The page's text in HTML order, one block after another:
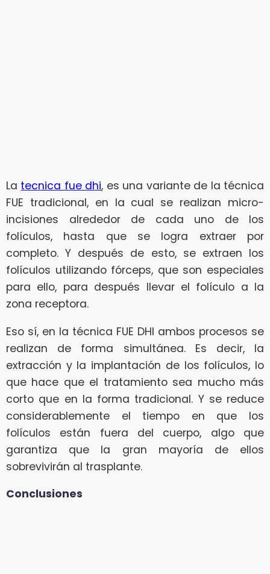
La tecnica fue dhi, es una variante de la técnica
FUE tradicional, en la cual se realizan micro-
incisiones alrededor de cada uno de los
folículos, hasta que se logra extraer por
completo. Y después de esto, se extraen los
folículos utilizando fórceps, que son especiales
para ello, para después llevar el folículo a la
zona receptora.
Eso sí, en la técnica FUE DHI ambos procesos se
realizan de forma simultánea. Es decir, la
extracción y la implantación de los folículos, lo
que hace que el tratamiento sea mucho más
corto que en la forma tradicional. Y se reduce
considerablemente el tiempo en que los
folículos están fuera del cuerpo, algo que
garantiza que la gran mayoría de ellos
sobrevivirán al trasplante.
Conclusiones